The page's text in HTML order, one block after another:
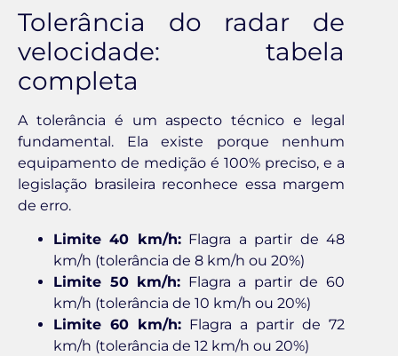
Tolerância do radar de
velocidade: tabela
completa
A tolerância é um aspecto técnico e legal
fundamental. Ela existe porque nenhum
equipamento de medição é 100% preciso, e a
legislação brasileira reconhece essa margem
de erro.
Limite 40 km/h:Flagra a partir de 48
km/h (tolerância de 8 km/h ou 20%)
Limite 50 km/h: Flagra a partir de 60
km/h (tolerância de 10 km/h ou 20%)
Limite 60 km/h: Flagra a partir de 72
km/h (tolerância de 12 km/h ou 20%)